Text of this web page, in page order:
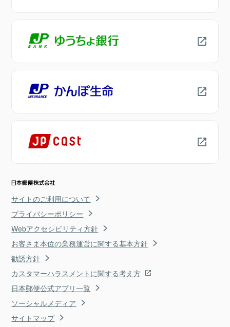
サイトのご利用について
プライバシーポリシー
Webアクセシビリティ方針
お客さま本位の業務運営に関する基本方針
勧誘方針
カスタマーハラスメントに関する考え方
日本郵便公式アプリ一覧
ソーシャルメディア
サイトマップ